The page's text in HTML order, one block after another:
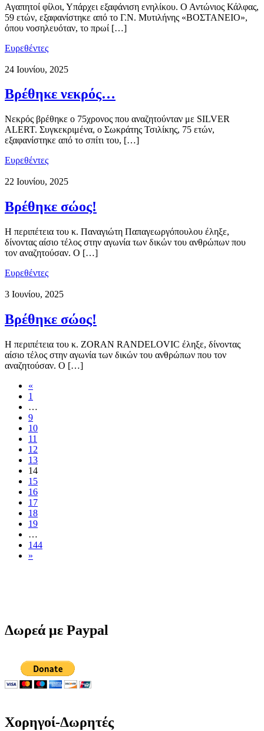
Αγαπητοί φίλοι, Υπάρχει εξαφάνιση ενηλίκου. Ο Αντώνιος Κάλφας,
59 ετών, εξαφανίστηκε από το Γ.Ν. Μυτιλήνης «ΒΟΣΤΑΝΕΙΟ»,
όπου νοσηλευόταν, το πρωί […]
Ευρεθέντες
24 Ιουνίου, 2025
Βρέθηκε νεκρός…
Νεκρός βρέθηκε ο 75χρονος που αναζητούνταν με SILVER
ALERT. Συγκεκριμένα, ο Σωκράτης Τσιλίκης, 75 ετών,
εξαφανίστηκε από το σπίτι του, […]
Ευρεθέντες
22 Ιουνίου, 2025
Βρέθηκε σώος!
Η περιπέτεια του κ. Παναγιώτη Παπαγεωργόπουλου έληξε,
δίνοντας αίσιο τέλος στην αγωνία των δικών του ανθρώπων που
τον αναζητούσαν. Ο […]
Ευρεθέντες
3 Ιουνίου, 2025
Βρέθηκε σώος!
Η περιπέτεια του κ. ZORAN RANDELOVIC έληξε, δίνοντας
αίσιο τέλος στην αγωνία των δικών του ανθρώπων που τον
αναζητούσαν. Ο […]
«
1
…
9
10
11
12
13
14
15
16
17
18
19
…
144
»
Δωρεά με Paypal
Χορηγοί-Δωρητές